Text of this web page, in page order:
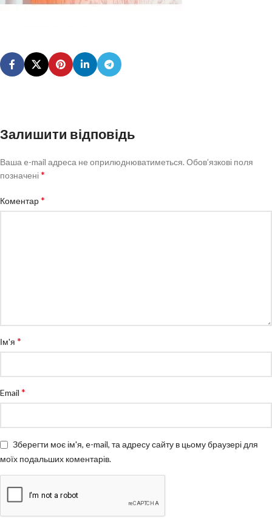
Залишити відповідь
Ваша e-mail адреса не оприлюднюватиметься. Обов’язкові поля
позначені*
Коментар*
Ім'я *
Email *
Зберегти моє ім'я, e-mail, та адресу сайту в цьому браузері для
моїх подальших коментарів.